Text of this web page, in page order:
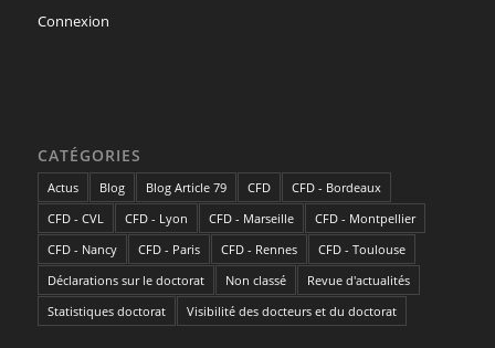
Connexion
CATÉGORIES
Actus Blog Blog Article 79 CFD
CFD - Bordeaux
CFD - CVL
CFD - Lyon CFD - Marseille
CFD - Montpellier
CFD - Nancy
CFD - Paris CFD - Rennes
CFD - Toulouse
Déclarations sur le doctorat
Non classé
Revue d'actualités
Statistiques doctorat
Visibilité des docteurs et du doctorat